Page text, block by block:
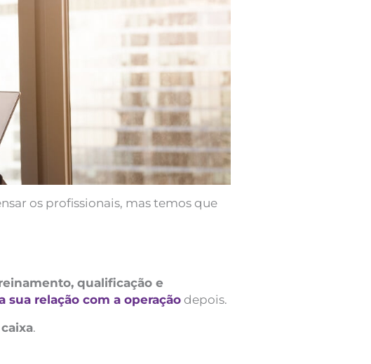
os profissionais, mas temos que
qualificação e
sua relação com a operaçãodepois.
.